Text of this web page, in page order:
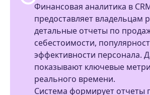
Финансовая аналитика в
предоставляет владельцам
детальные отчеты по
себестоимости,
эффективности персонала.
показывают ключевые
реального времени.
Система формирует отчеты